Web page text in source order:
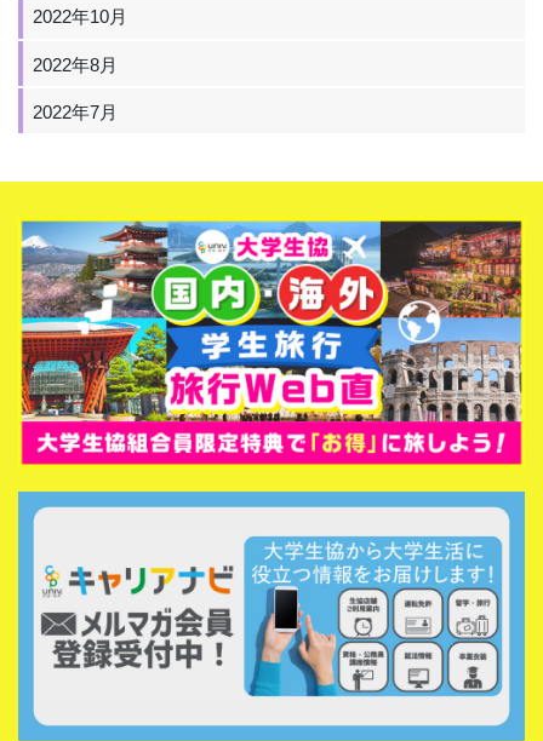
2022年10月
2022年8月
2022年7月